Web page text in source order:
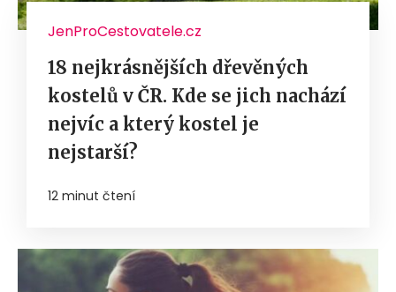
JenProCestovatele.cz
18 nejkrásnějších dřevěných
kostelů v ČR. Kde se jich nachází
nejvíc a který kostel je
nejstarší?
12 minut čtení